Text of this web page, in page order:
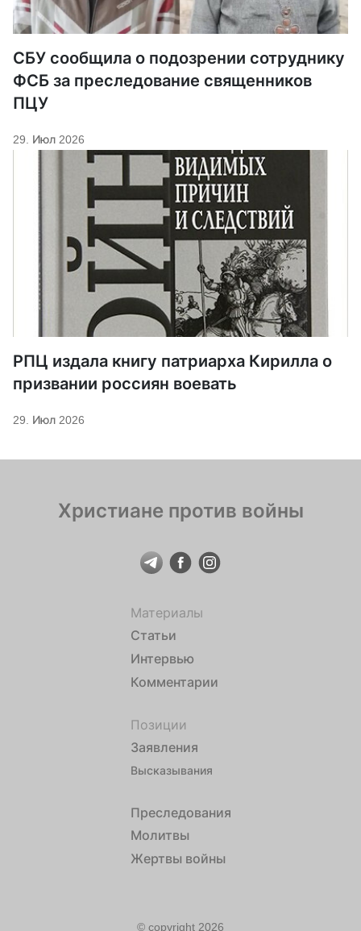
СБУ сообщила о подозрении сотруднику
ФСБ за преследование священников
ПЦУ
29. Июл 2026
РПЦ издала книгу патриарха Кирилла о
призвании россиян воевать
29. Июл 2026
Христиане против войны
Материалы
Статьи
Интервью
Комментарии
Позиции
Заявления
Высказывания
Преследования
Молитвы
Жертвы войны
© copyright 2026